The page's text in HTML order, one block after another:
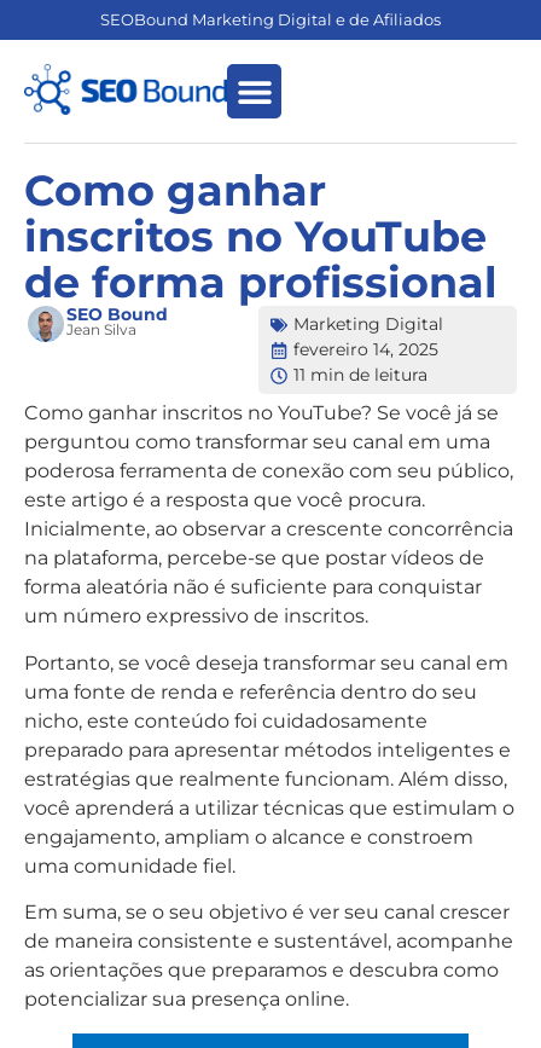
SEOBound Marketing Digital e de Afiliados
Como ganhar
inscritos no YouTube
de forma profissional
SEO Bound
Jean Silva
Marketing Digital
fevereiro 14, 2025
11 min de leitura
Como ganhar inscritos no YouTube? Se você já se
perguntou como transformar seu canal em uma
poderosa ferramenta de conexão com seu público,
este artigo é a resposta que você procura.
Inicialmente, ao observar a crescente concorrência
na plataforma, percebe-se que postar vídeos de
forma aleatória não é suficiente para conquistar
um número expressivo de inscritos.
Portanto, se você deseja transformar seu canal em
uma fonte de renda e referência dentro do seu
nicho, este conteúdo foi cuidadosamente
preparado para apresentar métodos inteligentes e
estratégias que realmente funcionam. Além disso,
você aprenderá a utilizar técnicas que estimulam o
engajamento, ampliam o alcance e constroem
uma comunidade fiel.
Em suma, se o seu objetivo é ver seu canal crescer
de maneira consistente e sustentável, acompanhe
as orientações que preparamos e descubra como
potencializar sua presença online.